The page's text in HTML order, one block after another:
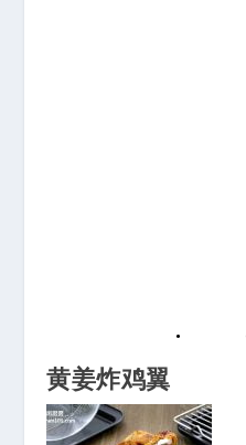
黄姜炸鸡翼